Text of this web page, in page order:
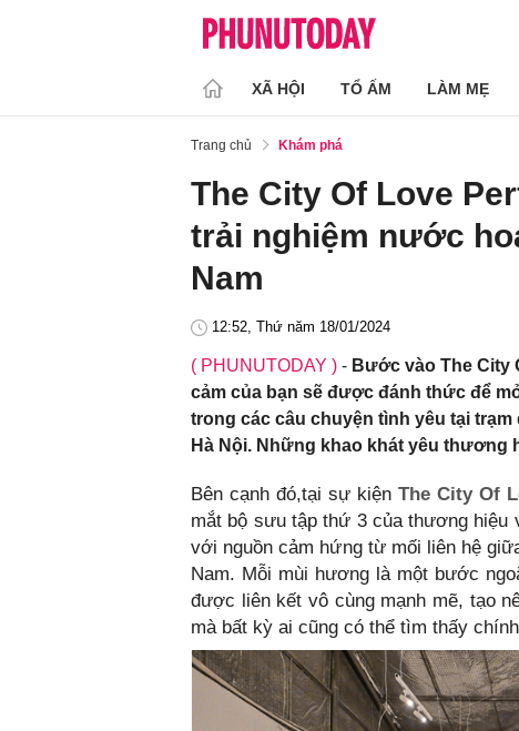
XÃ HỘI TỔ ẤM LÀM MẸ
Trang chủ Khám phá
The City Of Love
trải nghiệm nước
Nam
12:52, Thứ năm 18/01/2024
( PHUNUTODAY ) - Bước vào The City
cảm của bạn sẽ được đánh thức để
trong các câu chuyện tình yêu tại
Hà Nội. Những khao khát yêu
Bên cạnh đó,tại sự kiện The City Of
mắt bộ sưu tập thứ 3 của thương hiệu
với nguồn cảm hứng từ mối liên hệ
Nam. Mỗi mùi hương là một bước
được liên kết vô cùng mạnh mẽ, tạo
mà bất kỳ ai cũng có thể tìm thấy